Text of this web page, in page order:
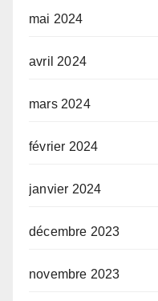
mai 2024
avril 2024
mars 2024
février 2024
janvier 2024
décembre 2023
novembre 2023